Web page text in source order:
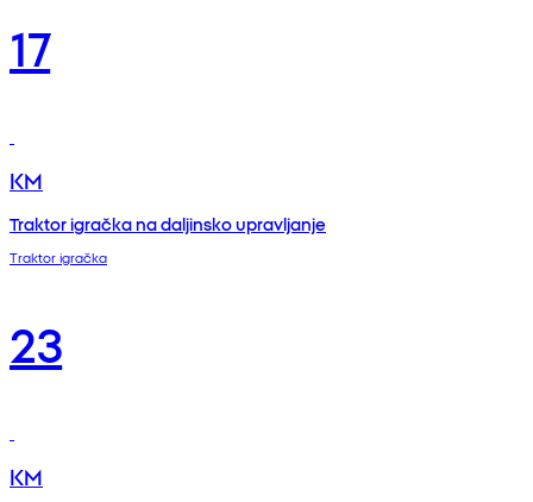
17
KM
Traktor igračka na daljinsko upravljanje
Traktor igračka
23
KM